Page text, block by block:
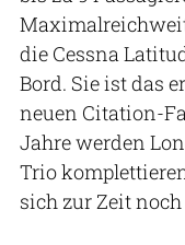
die Cessna
Bord. Sie ist das
neuen Citation-
Jahre werden
Trio
sich zur Zeit